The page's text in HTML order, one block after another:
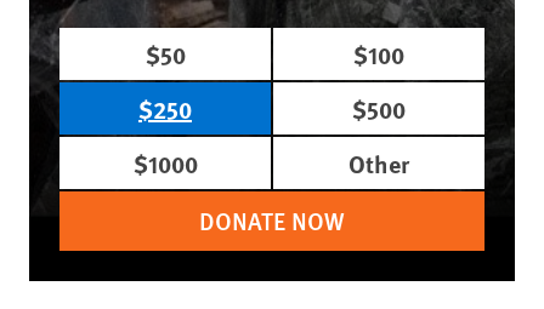
$50
$100
$250
$500
$1000
Other
DONATE NOW